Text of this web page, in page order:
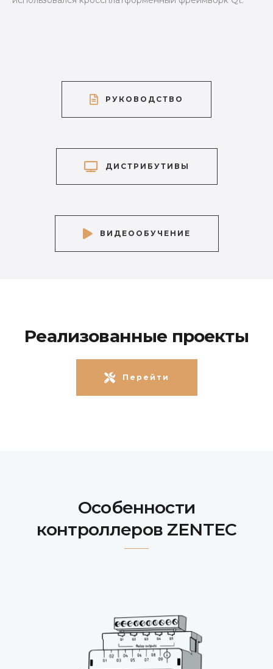
РУКОВОДСТВО
ДИСТРИБУТИВЫ
ВИДЕООБУЧЕНИЕ
Реализованные проекты
Перейти
Особенности
контроллеров ZENTEC